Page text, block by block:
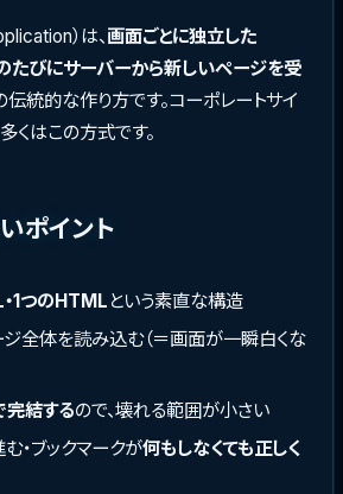
）は、画面ごとに独立した
たびにサーバーから新しいページを受
伝統的な作り方です。コーポレートサイ
くはこの方式です。
ポイント
1つのHTML という素直な構造
全体を読み込む（＝画面が一瞬白くな
結するので、壊れる範囲が小さい
・ブックマークが何もしなくても正しく